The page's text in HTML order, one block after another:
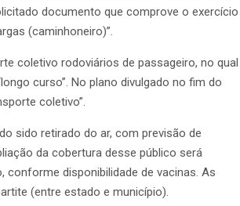
documento que comprove o exercício
(caminhoneiro)”.
coletivo rodoviários de passageiro, no qual
curso”. No plano divulgado no fim do
coletivo”.
sido retirado do ar, com previsão de
da cobertura desse público será
disponibilidade de vacinas. As
(entre estado e município).